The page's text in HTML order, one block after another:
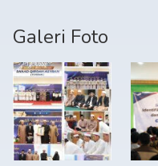
Galeri Foto